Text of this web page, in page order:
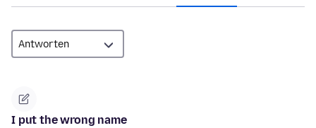
I put the wrong name